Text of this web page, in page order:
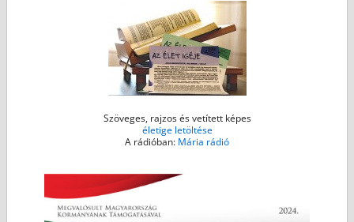
Szöveges, rajzos és vetített képes
életige letöltése
A rádióban: Mária rádió